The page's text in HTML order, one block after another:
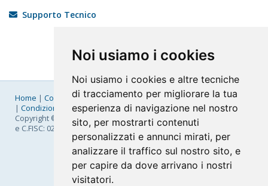
Noi usiamo i cookies
Noi usiamo i cookies e altre tecniche
di tracciamento per migliorare la tua
esperienza di navigazione nel nostro
sito, per mostrarti contenuti
personalizzati e annunci mirati, per
analizzare il traffico sul nostro sito, e
per capire da dove arrivano i nostri
visitatori.
Supporto Tecnico
Home | Company|Listino Prezzi|Pagamenti|SLA|Privacy
| Condizioni Generali|Fatturazione Elettronica| Mappa
Copyright © 2026 FastNom Planetel S.p.A. - Divisione .Cloud - P.IVA
e C.FISC: 02831630161